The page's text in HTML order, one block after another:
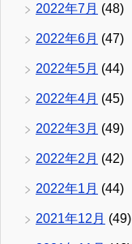
2022年7月 (48)
2022年6月 (47)
2022年5月 (44)
2022年4月 (45)
2022年3月 (49)
2022年2月 (42)
2022年1月 (44)
2021年12月 (49)